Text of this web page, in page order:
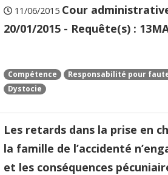
11/06/2015 Cour
20/01/2015 - Requête(s) :
Compétence Responsabilité pour
Dystocie
Les retards dans la prise en
la famille de l’accidenté
et les conséquences